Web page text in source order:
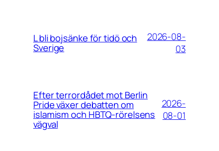
L bli bojsänke för tidö och
Sverige
2026-08-
03
Efter terrordådet mot Berlin
Pride växer debatten om
islamism och HBTQ-rörelsens
vägval
2026-
08-01